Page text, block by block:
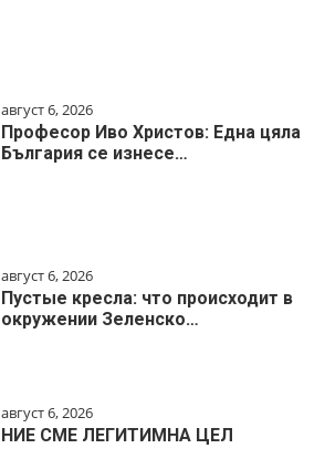
август 6, 2026
Професор Иво Христов: Една цяла
България се изнесе…
август 6, 2026
Пустые кресла: что происходит в
окружении Зеленско…
август 6, 2026
НИЕ СМЕ ЛЕГИТИМНА ЦЕЛ